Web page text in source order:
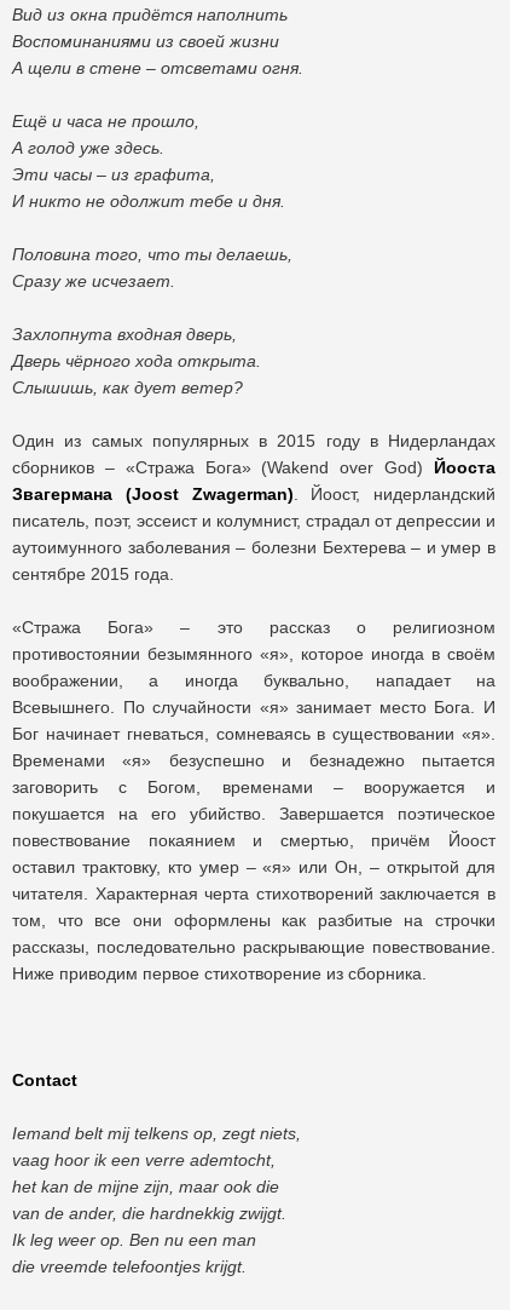
Вид из окна придётся наполнить
Воспоминаниями из своей жизни
А щели в стене – отсветами огня.
Ещё и часа не прошло,
А голод уже здесь.
Эти часы – из графита,
И никто не одолжит тебе и дня.
Половина того, что ты делаешь,
Сразу же исчезает.
Захлопнута входная дверь,
Дверь чёрного хода открыта.
Слышишь, как дует ветер?
Один из самых популярных в 2015 году в Нидерландах
сборников – «Стража Бога» (Wakend over God) Йооста
Звагермана (Joost Zwagerman) . Йоост, нидерландский
писатель, поэт, эссеист и колумнист, страдал от депрессии и
аутоимунного заболевания – болезни Бехтерева – и умер в
сентябре 2015 года.
«Стража Бога» – это рассказ о религиозном
противостоянии безымянного «я», которое иногда в своём
воображении, а иногда буквально, нападает на
Всевышнего. По случайности «я» занимает место Бога. И
Бог начинает гневаться, сомневаясь в существовании «я».
Временами «я» безуспешно и безнадежно пытается
заговорить с Богом, временами – вооружается и
покушается на его убийство. Завершается поэтическое
повествование покаянием и смертью, причём Йоост
оставил трактовку, кто умер – «я» или Он, – открытой для
читателя. Характерная черта стихотворений заключается в
том, что все они оформлены как разбитые на строчки
рассказы, последовательно раскрывающие повествование.
Ниже приводим первое стихотворение из сборника.
Contact
Iemand belt mij telkens op, zegt niets,
vaag hoor ik een verre ademtocht,
het kan de mijne zijn, maar ook die
van de ander, die hardnekkig zwijgt.
Ik leg weer op. Ben nu een man
die vreemde telefoontjes krijgt.